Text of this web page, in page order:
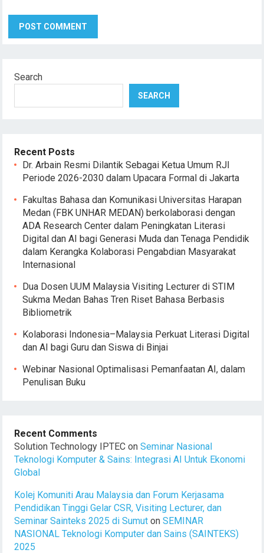
Search
SEARCH
Recent Posts
Dr. Arbain Resmi Dilantik Sebagai Ketua Umum RJI
Periode 2026-2030 dalam Upacara Formal di Jakarta
Fakultas Bahasa dan Komunikasi Universitas Harapan
Medan (FBK UNHAR MEDAN) berkolaborasi dengan
ADA Research Center dalam Peningkatan Literasi
Digital dan AI bagi Generasi Muda dan Tenaga Pendidik
dalam Kerangka Kolaborasi Pengabdian Masyarakat
Internasional
Dua Dosen UUM Malaysia Visiting Lecturer di STIM
Sukma Medan Bahas Tren Riset Bahasa Berbasis
Bibliometrik
Kolaborasi Indonesia–Malaysia Perkuat Literasi Digital
dan AI bagi Guru dan Siswa di Binjai
Webinar Nasional Optimalisasi Pemanfaatan AI, dalam
Penulisan Buku
Recent Comments
Solution Technology IPTEC onSeminar Nasional
Teknologi Komputer & Sains: Integrasi AI Untuk Ekonomi
Global
Kolej Komuniti Arau Malaysia dan Forum Kerjasama
Pendidikan Tinggi Gelar CSR, Visiting Lecturer, dan
Seminar Sainteks 2025 di Sumut onSEMINAR
NASIONAL Teknologi Komputer dan Sains (SAINTEKS)
2025